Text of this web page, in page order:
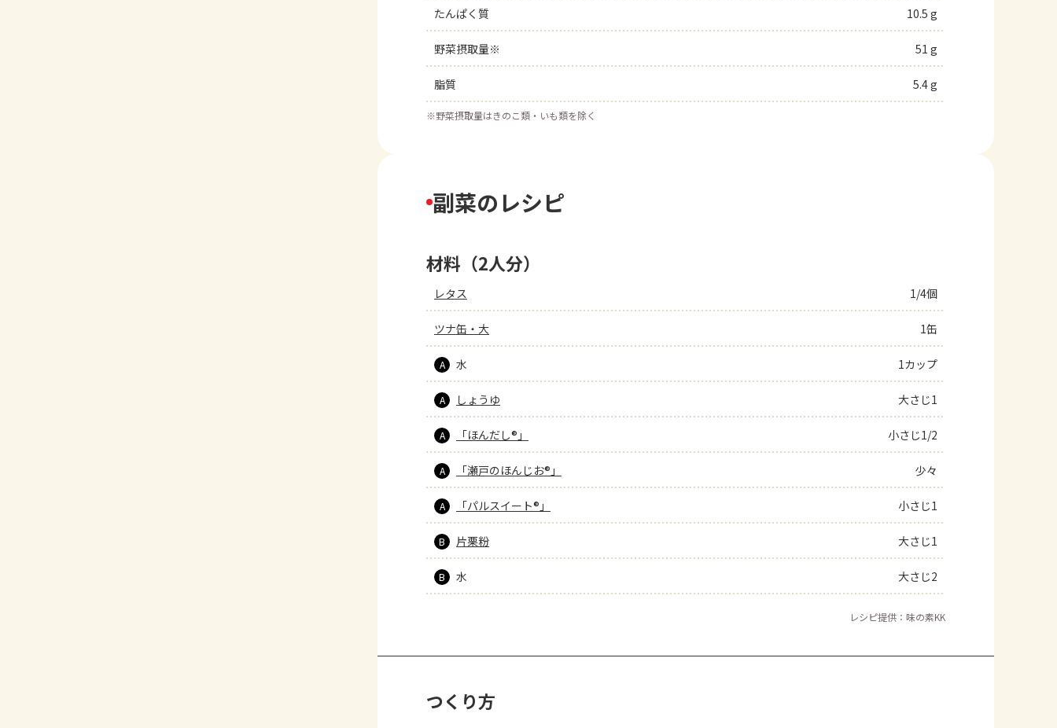
たんぱく質 10.5 g
野菜摂取量※ 51 g
脂質 5.4 g
※野菜摂取量はきのこ類・いも類を除く
副菜のレシピ
材料（2人分）
レタス 1/4個
ツナ缶・大 1缶
A 水 1カップ
A しょうゆ 大さじ1
A 「ほんだし®」 小さじ1/2
A 「瀬戸のほんじお®」 少々
A 「パルスイート®」 小さじ1
B 片栗粉 大さじ1
B 水 大さじ2
レシピ提供：味の素KK
つくり方